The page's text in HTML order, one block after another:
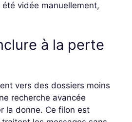
vidée manuellement,
à la perte
vers des dossiers moins
recherche avancée
la donne. Ce filon est